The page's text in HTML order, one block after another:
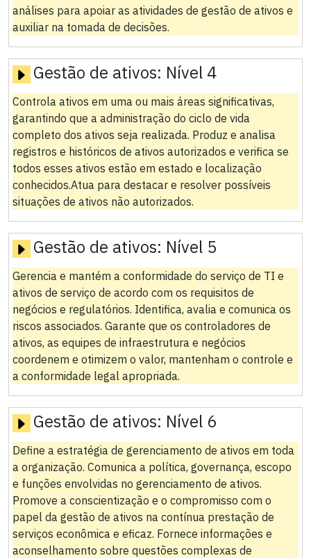
análises para apoiar as atividades de gestão de ativos e
auxiliar na tomada de decisões.
Gestão de ativos: Nível 4
Controla ativos em uma ou mais áreas significativas,
garantindo que a administração do ciclo de vida
completo dos ativos seja realizada. Produz e analisa
registros e históricos de ativos autorizados e verifica se
todos esses ativos estão em estado e localização
conhecidos.Atua para destacar e resolver possíveis
situações de ativos não autorizados.
Gestão de ativos: Nível 5
Gerencia e mantém a conformidade do serviço de TI e
ativos de serviço de acordo com os requisitos de
negócios e regulatórios. Identifica, avalia e comunica os
riscos associados. Garante que os controladores de
ativos, as equipes de infraestrutura e negócios
coordenem e otimizem o valor, mantenham o controle e
a conformidade legal apropriada.
Gestão de ativos: Nível 6
Define a estratégia de gerenciamento de ativos em toda
a organização. Comunica a política, governança, escopo
e funções envolvidas no gerenciamento de ativos.
Promove a conscientização e o compromisso com o
papel da gestão de ativos na contínua prestação de
serviços econômica e eficaz. Fornece informações e
aconselhamento sobre questões complexas de